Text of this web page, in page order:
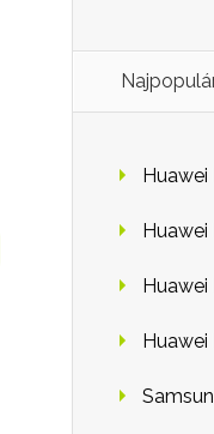
Huawei
Huawei